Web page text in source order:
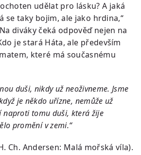
udělat pro lásku? A jaká
se taky bojim, ale jako hrdina,“
diváky čeká odpověď nejen na
je stará Háta, ale především
které má současnému
duši, nikdy už neoživneme. Jsme
je někdo uřízne, nemůže už
naproti tomu duši, která žije
promění v zemi.“
Ch. Andersen: Malá mořská víla).